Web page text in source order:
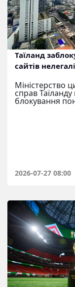
Таїланд
сайтів
Міністерство
справ
блокування
2026-07-27 08:00